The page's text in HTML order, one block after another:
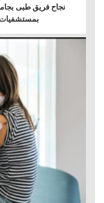
نجاح فريق طبى
بمستشفيات